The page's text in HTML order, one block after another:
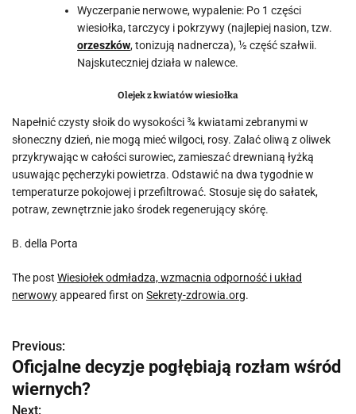
Wyczerpanie nerwowe, wypalenie: Po 1 części
wiesiołka, tarczycy i pokrzywy (najlepiej nasion, tzw.
orzeszków, tonizują nadnercza), ½ część szałwii.
Najskuteczniej działa w nalewce.
Olejek z kwiatów wiesiołka
Napełnić czysty słoik do wysokości ¾ kwiatami zebranymi w
słoneczny dzień, nie mogą mieć wilgoci, rosy. Zalać oliwą z oliwek
przykrywając w całości surowiec, zamieszać drewnianą łyżką
usuwając pęcherzyki powietrza. Odstawić na dwa tygodnie w
temperaturze pokojowej i przefiltrować. Stosuje się do sałatek,
potraw, zewnętrznie jako środek regenerujący skórę.
B. della Porta
The post Wiesiołek odmładza, wzmacnia odporność i układ
nerwowyappeared first on Sekrety-zdrowia.org.
N
a
Previous:
Oficjalne decyzje pogłębiają rozłam wśród
wiernych?
Next: